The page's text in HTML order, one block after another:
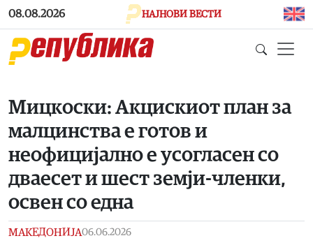
Skip to main content
08.08.2026 НАЈНОВИ ВЕСТИ
Мицкоски: Акцискиот план за
малцинства е готов и
неофицијално е усогласен со
дваесет и шест земји-членки,
освен со една
МАКЕДОНИЈА06.06.2026